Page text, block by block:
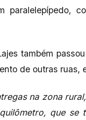
paralelepípedo,
também
de outras ruas,
na zona
que se